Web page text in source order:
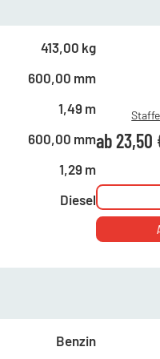
413,00 kg
600,00 mm
1,49 m
600,00 mm
1,29 m
Diesel
ab 1 Tag
ab 19 Tagen
ab23,50
Benzin